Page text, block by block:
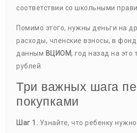
соответствии со школьными
Помимо этого, нужны деньги на
расходы, членские взносы, в фонд
данным ВЦИОМ, год назад на это
рублей.
Три важных шага
покупками
Шаг 1. Узнайте, что ребенку